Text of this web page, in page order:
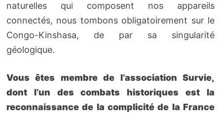
naturelles qui composent nos appareils
connectés, nous tombons obligatoirement sur le
Congo-Kinshasa, de par sa singularité
géologique.
Vous êtes membre de l’association Survie,
dont l’un des combats historiques est la
reconnaissance de la complicité de la France